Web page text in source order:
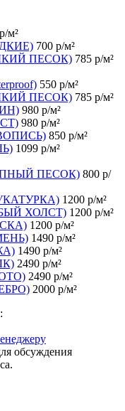
р/м²
700 р/м²
ПЕСОК) 785 р/м²
550 р/м²
ПЕСОК) 785 р/м²
980 р/м²
980 р/м²
850 р/м²
1099 р/м²
ПЕСОК) 800 р/
1200 р/м²
ХОЛСТ) 1200 р/м²
1200 р/м²
1490 р/м²
1490 р/м²
2490 р/м²
2490 р/м²
2000 р/м²
обсуждения